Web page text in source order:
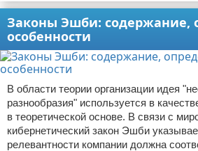
Законы Эшби: содержание,
особенности
В области теории организации идея
разнообразия" используется в
в теоретической основе. В связи с
кибернетический закон Эшби
релевантности компании должна